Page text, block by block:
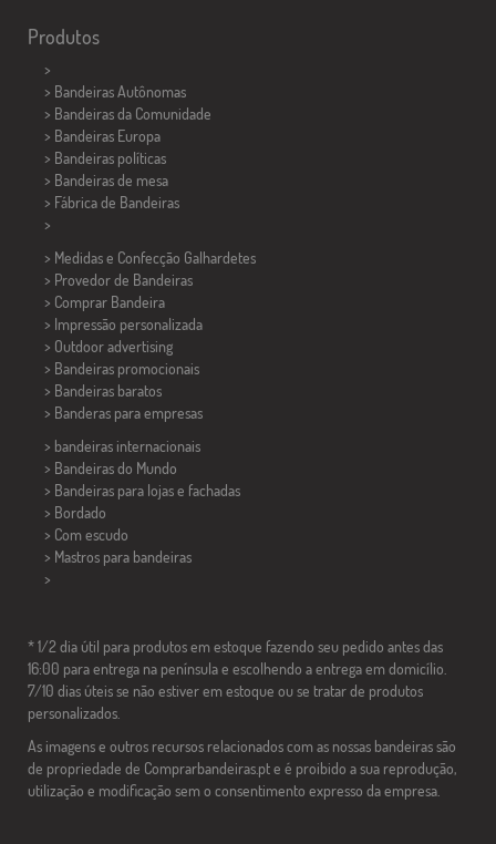
Produtos
>
> Bandeiras Autônomas
> Bandeiras da Comunidade
> Bandeiras Europa
> Bandeiras políticas
> Bandeiras de mesa
> Fábrica de Bandeiras
>
> Medidas e Confecção Galhardetes
> Provedor de Bandeiras
> Comprar Bandeira
> Impressão personalizada
> Outdoor advertising
> Bandeiras promocionais
> Bandeiras baratos
> Banderas para empresas
> bandeiras internacionais
> Bandeiras do Mundo
> Bandeiras para lojas e fachadas
> Bordado
> Com escudo
> Mastros para bandeiras
>
* 1/2 dia útil para produtos em estoque fazendo seu pedido antes das
16:00 para entrega na península e escolhendo a entrega em domicílio.
7/10 dias úteis se não estiver em estoque ou se tratar de produtos
personalizados.
As imagens e outros recursos relacionados com as nossas bandeiras são
de propriedade de Comprarbandeiras.pt e é proibido a sua reprodução,
utilização e modificação sem o consentimento expresso da empresa.